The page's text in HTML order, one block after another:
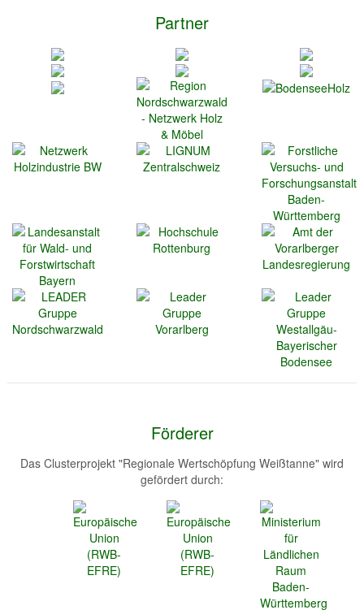
Partner
Förderer
Das Clusterprojekt "Regionale Wertschöpfung Weißtanne" wird
gefördert durch: